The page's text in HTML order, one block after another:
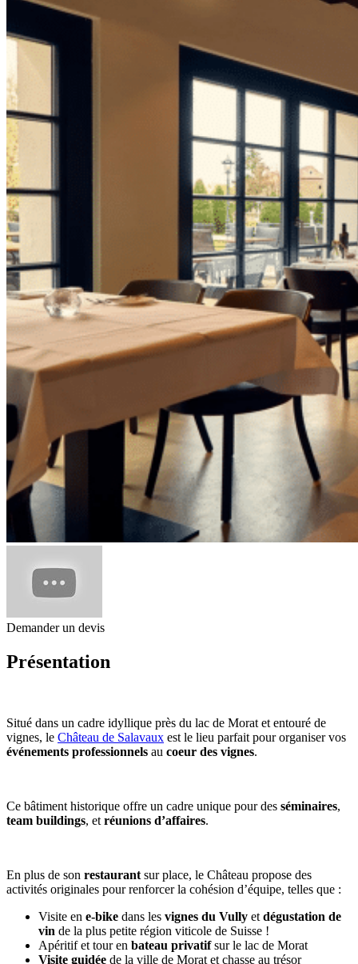
Demander un devis
Présentation
Situé dans un cadre idyllique près du lac de Morat et entouré de
vignes, le Château de Salavaux est le lieu parfait pour organiser vos
événements professionnels au coeur des vignes.
Ce bâtiment historique offre un cadre unique pour des séminaires,
team buildings, et réunions d’affaires.
En plus de son restaurant sur place, le Château propose des
activités originales pour renforcer la cohésion d’équipe, telles que :
Visite en e-bike dans les vignes du Vully et dégustation de
vin de la plus petite région viticole de Suisse !
Apéritif et tour en bateau privatifsur le lac de Morat
Visite guidée de la ville de Morat et chasse au trésor